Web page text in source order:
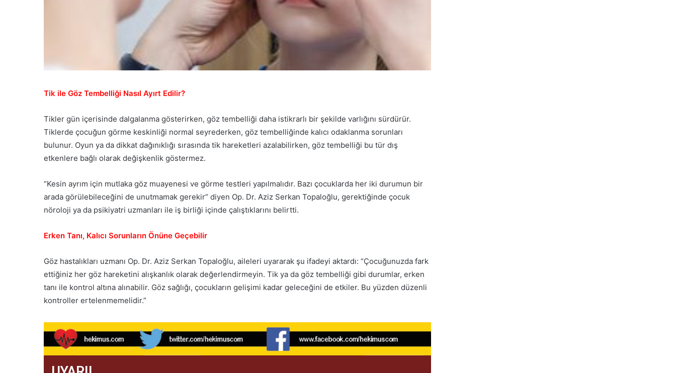
Tik ile Göz Tembelliği Nasıl Ayırt Edilir?
Tikler gün içerisinde dalgalanma gösterirken, göz tembelliği daha istikrarlı bir şekilde varlığını sürdürür.
Tiklerde çocuğun görme keskinliği normal seyrederken, göz tembelliğinde kalıcı odaklanma sorunları
bulunur. Oyun ya da dikkat dağınıklığı sırasında tik hareketleri azalabilirken, göz tembelliği bu tür dış
etkenlere bağlı olarak değişkenlik göstermez.
“Kesin ayrım için mutlaka göz muayenesi ve görme testleri yapılmalıdır. Bazı çocuklarda her iki durumun bir
arada görülebileceğini de unutmamak gerekir” diyen Op. Dr. Aziz Serkan Topaloğlu, gerektiğinde çocuk
nöroloji ya da psikiyatri uzmanları ile iş birliği içinde çalıştıklarını belirtti.
Erken Tanı, Kalıcı Sorunların Önüne Geçebilir
Göz hastalıkları uzmanı Op. Dr. Aziz Serkan Topaloğlu, aileleri uyararak şu ifadeyi aktardı: “Çocuğunuzda fark
ettiğiniz her göz hareketini alışkanlık olarak değerlendirmeyin. Tik ya da göz tembelliği gibi durumlar, erken
tanı ile kontrol altına alınabilir. Göz sağlığı, çocukların gelişimi kadar geleceğini de etkiler. Bu yüzden düzenli
kontroller ertelenmemelidir.”